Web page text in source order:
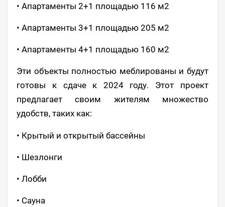
• Апартаменты 2+1 площадью 116 м2
• Апартаменты 3+1 площадью 205 м2
• Апартаменты 4+1 площадью 160 м2
Эти объекты полностью меблированы и будут
готовы к сдаче к 2024 году. Этот проект
предлагает своим жителям множество
удобств, таких как:
• Крытый и открытый бассейны
• Шезлонги
• Лобби
• Сауна